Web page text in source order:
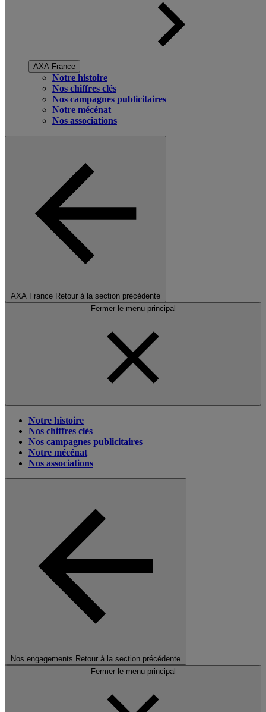
AXA France
Notre histoire
Nos chiffres clés
Nos campagnes publicitaires
Notre mécénat
Nos associations
AXA France Retour à la section précédente
Fermer le menu principal
Notre histoire
Nos chiffres clés
Nos campagnes publicitaires
Notre mécénat
Nos associations
Nos engagements Retour à la section précédente
Fermer le menu principal